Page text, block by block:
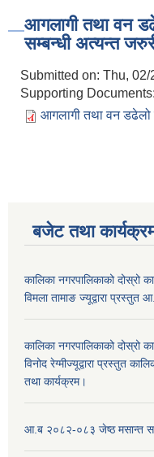
आगलागी तथा वन
सम्बन्धी अत्यन्त
Submitted on: Thu, 02/
Supporting Documents:
आगलागी तथा वन डढेलो
बजेट तथा
कालिका नगरपालिकाको दोस्रो
विमला तामाङ ज्यूद्वारा
कालिका नगरपालिकाको दोस्रो
विनोद रेग्मीज्यूद्वारा प्रस्तुत
तथा कार्यक्रम।
आ.ब २०८२-०८३ जेष्ठ मसान्त